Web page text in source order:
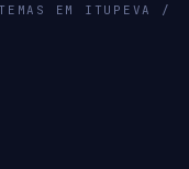
EM ITUPEVA /